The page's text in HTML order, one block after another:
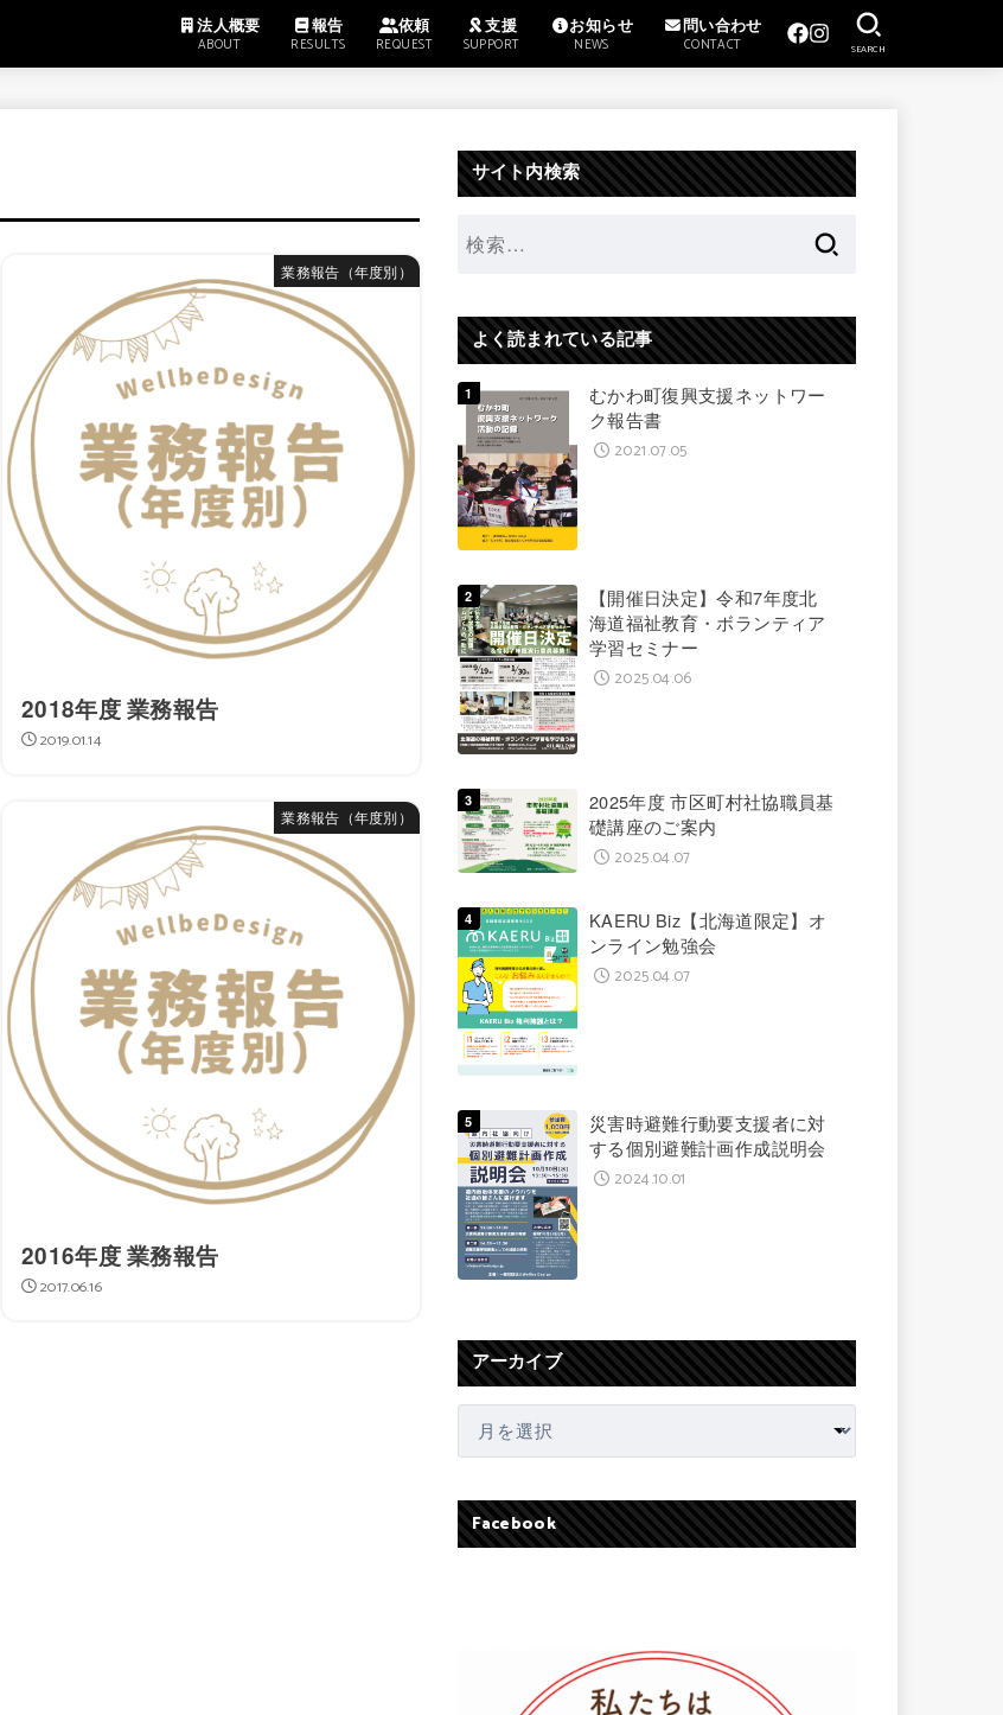
法人概要
ABOUT
報告
RESULTS
依頼
REQUEST
支援
SUPPORT
お知らせ
NEWS
問い合わせ
CONTACT
SEARCH
業務報告（年度別）
2018年度 業務報告
2019.01.14
業務報告（年度別）
2016年度 業務報告
2017.06.16
サイト内検索
よく読まれている記事
むかわ町復興支援ネットワー
ク報告書
2021.07.05
【開催日決定】令和7年度北
海道福祉教育・ボランティア
学習セミナー
2025.04.06
2025年度 市区町村社協職員基
礎講座のご案内
2025.04.07
KAERU Biz【北海道限定】オ
ンライン勉強会
2025.04.07
災害時避難行動要支援者に対
する個別避難計画作成説明会
2024.10.01
アーカイブ
Facebook